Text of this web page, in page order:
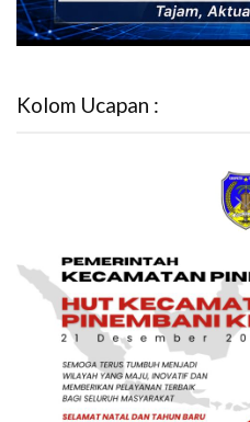
Kolom Ucapan :